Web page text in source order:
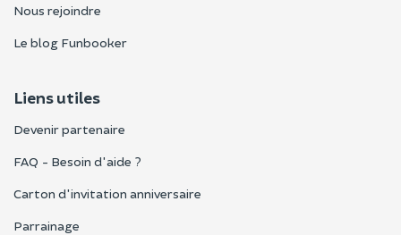
Nous rejoindre
Le blog Funbooker
Liens utiles
Devenir partenaire
FAQ - Besoin d'aide ?
Carton d'invitation anniversaire
Parrainage